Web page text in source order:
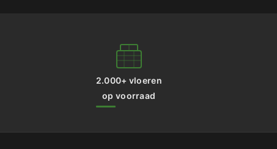
2.000+ vloeren
op voorraad